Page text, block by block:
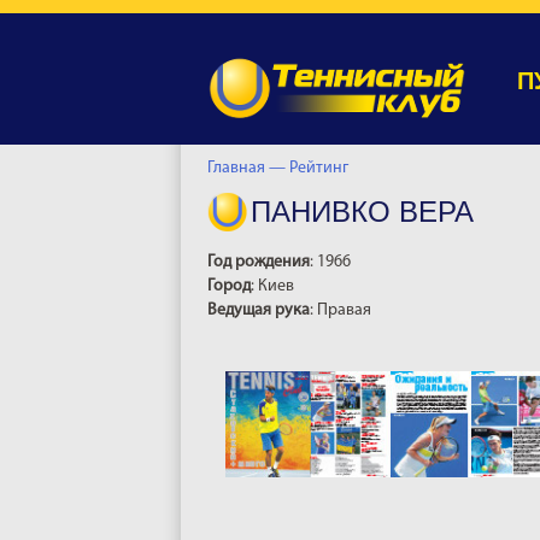
Главная — Рейтинг
ПАНИВКО ВЕРА
Год рождения: 1966
Город: Киев
Ведущая рука: Правая